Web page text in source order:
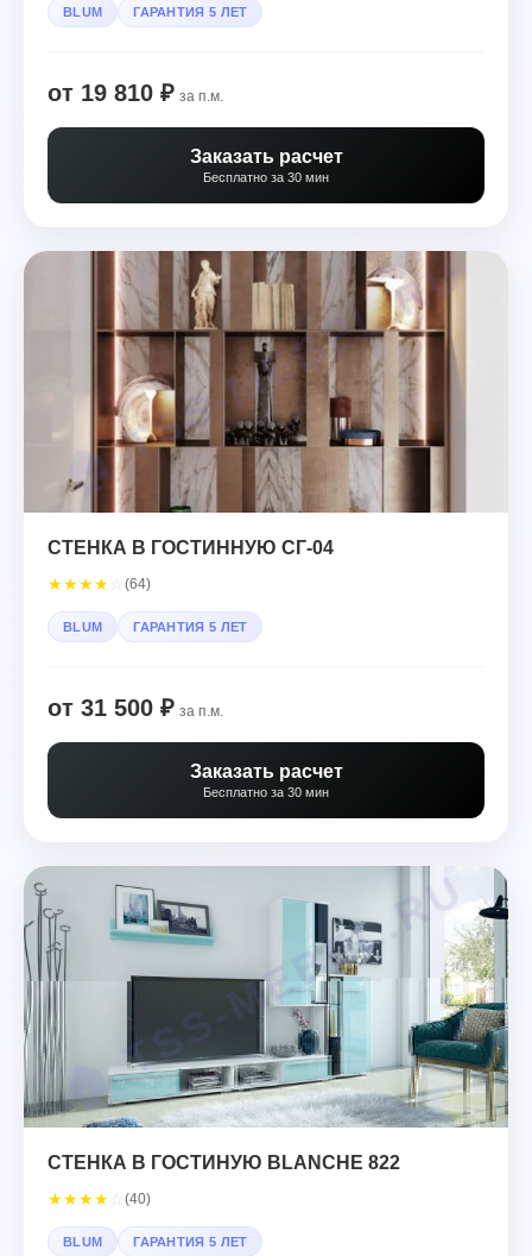
BLUM ГАРАНТИЯ 5 ЛЕТ
от 19 810 ₽ за п.м.
Заказать расчет
Бесплатно за 30 мин
СТЕНКА В ГОСТИННУЮ СГ-04
★★★★ (64)
BLUM ГАРАНТИЯ 5 ЛЕТ
от 31 500 ₽ за п.м.
Заказать расчет
Бесплатно за 30 мин
СТЕНКА В ГОСТИНУЮ BLANCHE 822
★★★★ (40)
BLUM ГАРАНТИЯ 5 ЛЕТ